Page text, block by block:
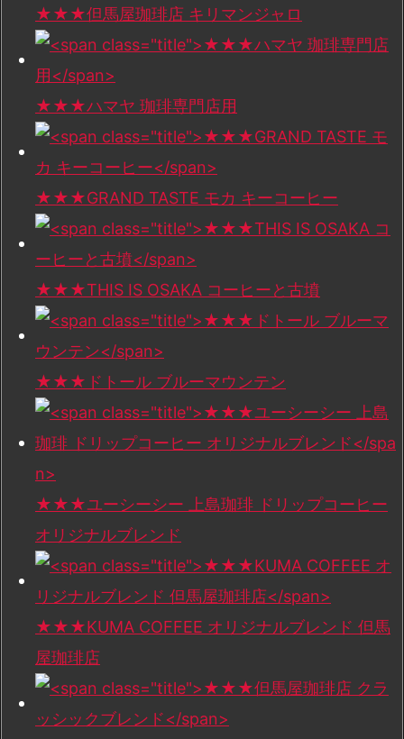
★★★但馬屋珈琲店 キリマンジャロ
★★★ハマヤ 珈琲専門店用
★★★GRAND TASTE モカ キーコーヒー
★★★THIS IS OSAKA コーヒーと古墳
★★★ドトール ブルーマウンテン
★★★ユーシーシー 上島珈琲 ドリップコーヒー
オリジナルブレンド
★★★KUMA COFFEE オリジナルブレンド 但馬
屋珈琲店